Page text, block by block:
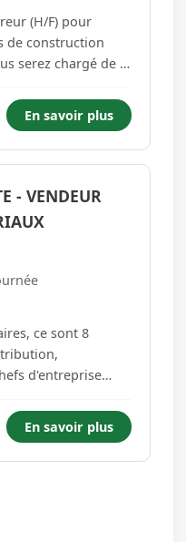
(H/F) pour
de construction
serez chargé de la
bac acier), ainsi
d'étanchéité.
En savoir plus
- VENDEUR
ce sont 8
d'entreprise
Groupement,
sa catégorie,
de
En savoir plus